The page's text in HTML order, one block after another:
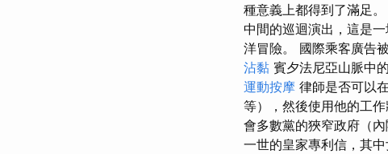
種意義上都得到了滿足。
中間的巡迴演出，這是
洋冒險。 國際乘客廣告
沾黏 賓夕法尼亞山脈中
運動按摩 律師是否可以
等），然後使用他的工
會多數黨的狹窄政府（
一世的皇家專利信，其